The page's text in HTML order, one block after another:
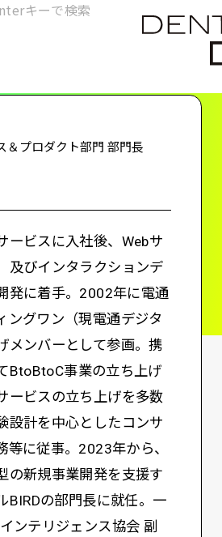
検
索
＆プロダクト部門 部門長
ービスに入社後、Webサ
及びインタラクションデ
発に着手。2002年に電通
ングワン（現電通デジタ
メンバーとして参画。携
BtoBtoC事業の立ち上げ
ービスの立ち上げを多数
設計を中心としたコンサ
等に従事。2023年から、
の新規事業開発を支援す
BIRDの部門長に就任。一
ンテリジェンス協会 副